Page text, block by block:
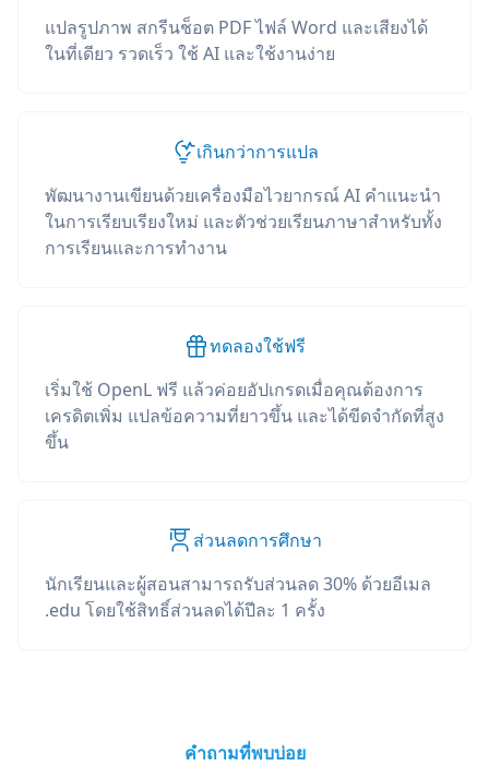
แปลรูปภาพ สกรีนช็อต PDF ไฟล์ Word และเสียงได้
ในที่เดียว รวดเร็ว ใช้ AI และใช้งานง่าย
เกินกว่าการแปล
พัฒนางานเขียนด้วยเครื่องมือไวยากรณ์ AI คำแนะนำ
ในการเรียบเรียงใหม่ และตัวช่วยเรียนภาษาสำหรับทั้ง
การเรียนและการทำงาน
ทดลองใช้ฟรี
เริ่มใช้ OpenL ฟรี แล้วค่อยอัปเกรดเมื่อคุณต้องการ
เครดิตเพิ่ม แปลข้อความที่ยาวขึ้น และได้ขีดจำกัดที่สูง
ขึ้น
ส่วนลดการศึกษา
นักเรียนและผู้สอนสามารถรับส่วนลด 30% ด้วยอีเมล
.edu โดยใช้สิทธิ์ส่วนลดได้ปีละ 1 ครั้ง
คำถามที่พบบ่อย